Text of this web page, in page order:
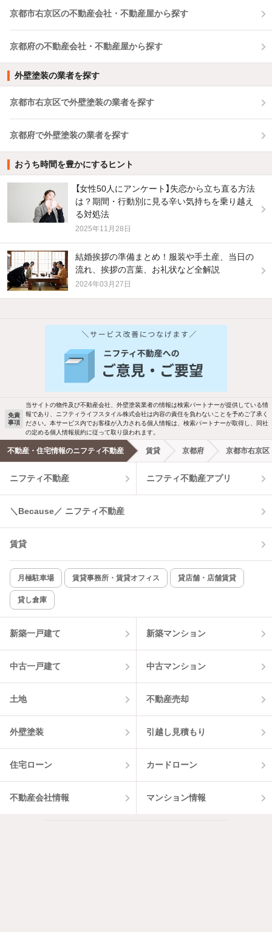
京都市右京区の不動産会社・不動産屋から探す
京都府の不動産会社・不動産屋から探す
外壁塗装の業者を探す
京都市右京区で外壁塗装の業者を探す
京都府で外壁塗装の業者を探す
おうち時間を豊かにするヒント
【女性50人にアンケート】失恋から立ち直る方法
は？期間・行動別に見る辛い気持ちを乗り越え
る対処法
2025年11月28日
結婚挨拶の準備まとめ！服装や手土産、当日の
流れ、挨拶の言葉、お礼状など全解説
2024年03月27日
他の人はこんな条件で絞り込んでいます！
バス・トイレ別 2階以上
洗濯機置場あり 独立洗面台
エアコンあり 都市ガス
温水洗浄便座 オートロック
コンロ2口以上
新着のみ インターネット無料
該当件数:
物件一覧に反映
新着物件メール通知
ご希望の条件の物件が見つかり次第、メ
新着メール通知を受け取る
免責
事項
当サイトの物件及び不動産会社、外壁塗装業者の情報は検索パートナーが提供している情
報であり、ニフティライフスタイル株式会社は内容の責任を負わないことを予めご了承く
ださい。本サービス内でお客様が入力される個人情報は、検索パートナーが取得し、同社
の定める個人情報規約に従って取り扱われます。
不動産・住宅情報のニフティ不動産 賃貸 京都府 京都市右京区
ニフティ不動産 ニフティ不動産アプリ
＼Because／ ニフティ不動産
賃貸
月極駐車場 賃貸事務所・賃貸オフィス 貸店舗・店舗賃貸
貸し倉庫
新築一戸建て 新築マンション
中古一戸建て 中古マンション
土地 不動産売却
外壁塗装 引越し見積もり
住宅ローン カードローン
不動産会社情報 マンション情報